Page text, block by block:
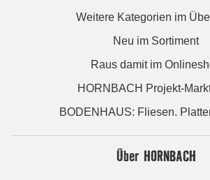
Weitere Kategorien im
Neu im Sortiment
Raus damit im
HORNBACH Projekt-
BODENHAUS: Fliesen.
Über HORNBACH